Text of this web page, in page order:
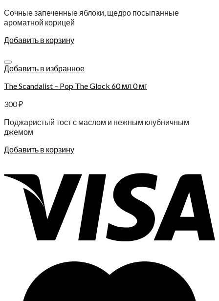
Сочные запеченные яблоки, щедро посыпанные
ароматной корицей
Добавить в корзину
Добавить в избранное
The Scandalist – Pop The Glock 60 мл 0 мг
300₽
Поджаристый тост с маслом и нежным клубничным
джемом
Добавить в корзину